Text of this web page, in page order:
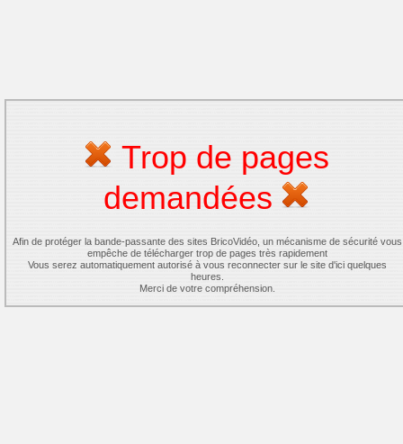
Trop de pages
demandées
Afin de protéger la bande-passante des sites BricoVidéo, un mécanisme de sécurité vous
empêche de télécharger trop de pages très rapidement
Vous serez automatiquement autorisé à vous reconnecter sur le site d'ici quelques
heures.
Merci de votre compréhension.